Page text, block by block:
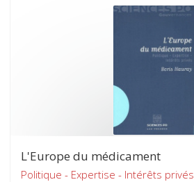
L'Europe du médicament
Politique - Expertise - Intérêts privés